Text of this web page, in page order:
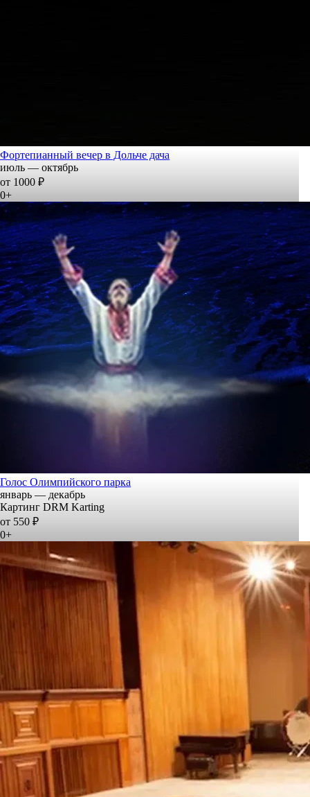
Фортепианный вечер в Дольче дача
июль — октябрь
от 1000 ₽
0+
Голос Олимпийского парка
январь — декабрь
Картинг DRM Karting
от 550 ₽
0+